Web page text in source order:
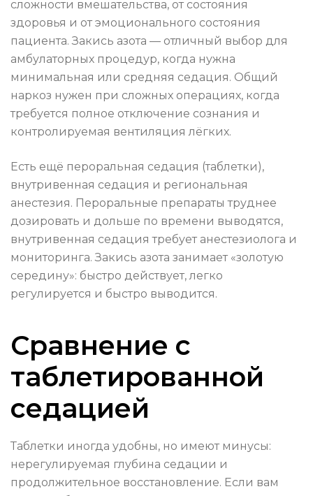
сложности вмешательства, от состояния
здоровья и от эмоционального состояния
пациента. Закись азота — отличный выбор для
амбулаторных процедур, когда нужна
минимальная или средняя седация. Общий
наркоз нужен при сложных операциях, когда
требуется полное отключение сознания и
контролируемая вентиляция лёгких.
Есть ещё пероральная седация (таблетки),
внутривенная седация и региональная
анестезия. Пероральные препараты труднее
дозировать и дольше по времени выводятся,
внутривенная седация требует анестезиолога и
мониторинга. Закись азота занимает «золотую
середину»: быстро действует, легко
регулируется и быстро выводится.
Сравнение с
таблетированной
седацией
Таблетки иногда удобны, но имеют минусы:
нерегулируемая глубина седации и
продолжительное восстановление. Если вам